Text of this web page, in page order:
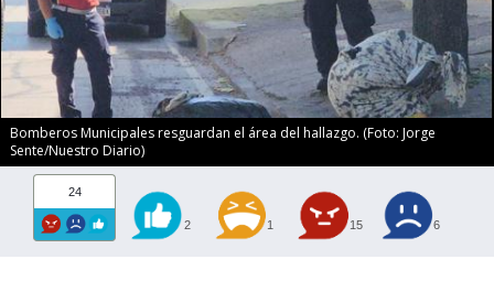
Bomberos Municipales resguardan el área del hallazgo. (Foto: Jorge
Sente/Nuestro Diario)
24
2 1 15 6